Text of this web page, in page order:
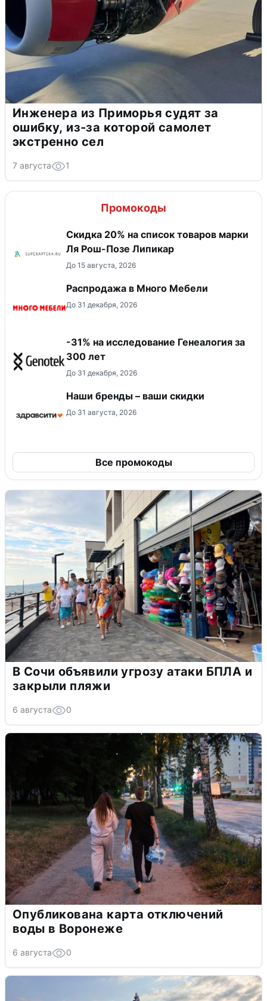
Инженера из Приморья судят за
ошибку, из-за которой самолет
экстренно сел
7 августа 1
Промокоды
Скидка 20% на список товаров марки
Ля Рош-Позе Липикар
До 15 августа, 2026
Распродажа в Много Мебели
До 31 декабря, 2026
-31% на исследование Генеалогия за
300 лет
До 31 декабря, 2026
Наши бренды – ваши скидки
До 31 августа, 2026
Все промокоды
В Сочи объявили угрозу атаки БПЛА и
закрыли пляжи
6 августа 0
Опубликована карта отключений
воды в Воронеже
6 августа 0